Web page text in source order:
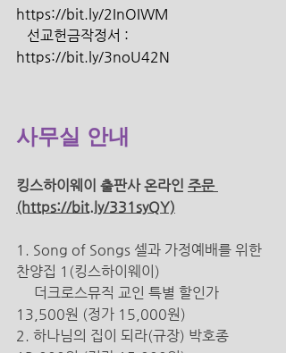
https://bit.ly/2InOIWM
https://bit.ly/3noU42N
사무실 안내
킹스하이웨이 출판사 온라인 주문
(https://bit.ly/331syQY)
1. Song of Songs 셀과 가정예배를 위한
찬양집 1(킹스하이웨이)
더크로스뮤직 교인 특별 할인가
13,500원 (정가 15,000원)
2. 하나님의 집이 되라(규장) 박호종